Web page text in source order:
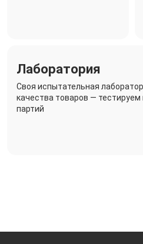
Лаборатория
Своя испытательная
качества товаров —
партий